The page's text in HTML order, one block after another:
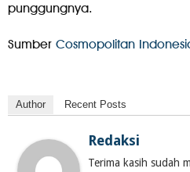
punggungnya.
Sumber Cosmopolitan
Author Recent Posts
Redaksi
Terima kasih sudah